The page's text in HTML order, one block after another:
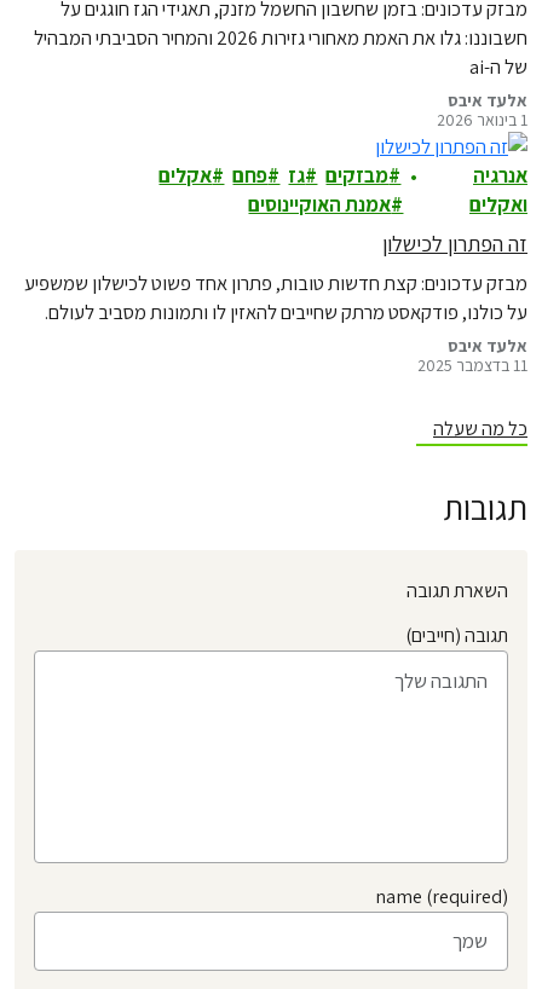
מבזק עדכונים: בזמן שחשבון החשמל מזנק, תאגידי הגז חוגגים על
חשבוננו: גלו את האמת מאחורי גזירות 2026 והמחיר הסביבתי המבהיל
של ה-ai
אלעד איבס
1 בינואר 2026
אנרגיה
ואקלים
מבזקים גז פחם
אקלים
אמנת האוקיינוסים
זה הפתרון לכישלון
מבזק עדכונים: קצת חדשות טובות, פתרון אחד פשוט לכישלון שמשפיע
על כולנו, פודקאסט מרתק שחייבים להאזין לו ותמונות מסביב לעולם.
אלעד איבס
11 בדצמבר 2025
כל מה שעלה
תגובות
השארת תגובה
תגובה (חייבים)
name (required)